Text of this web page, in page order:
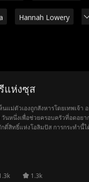
Hannah Lowery
แห่งซุส
นแม่ตัวเองถูกสังหารโดยเทพเจ้า
วันหนึ่งเพื่อช่วยครอบครัวที่อดอย
ดิ์สิทธิ์แห่งโอลิมปัส การกระทำนี้
1.3k